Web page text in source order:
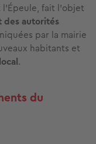
l'Épeule, fait l'objet
des autorités
par la mairie
habitants et
.
du